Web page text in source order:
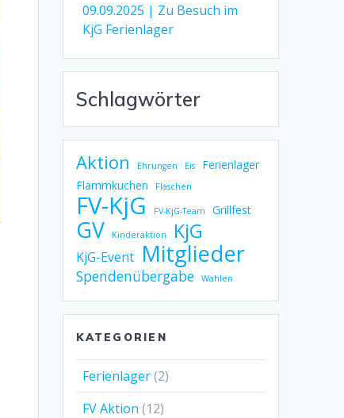
09.09.2025 | Zu Besuch im
KjG Ferienlager
Schlagwörter
Aktion Ehrungen Eis
Ferienlager
Flammkuchen
Flaschen
FV-KjG FV-KjG-Team Grillfest
GV Kinderaktion KjG
KjG-Event Mitglieder
Spendenübergabe Wahlen
KATEGORIEN
Ferienlager(2)
FV Aktion (12)